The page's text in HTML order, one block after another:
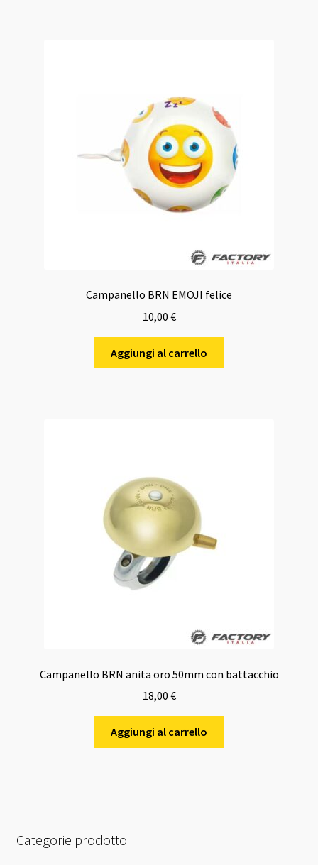
Campanello BRN EMOJI felice
10,00 €
Aggiungi al carrello
Campanello BRN anita oro 50mm con battacchio
18,00 €
Aggiungi al carrello
Categorie prodotto